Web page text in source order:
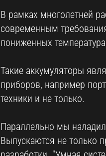
В рамках многолетней
современным
пониженных
Такие аккумуляторы
приборов, например
техники и не только.
Параллельно мы
Выпускаются не только